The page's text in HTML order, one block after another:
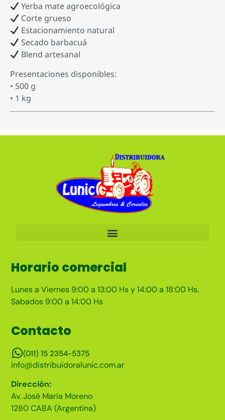
Yerba mate agroecológica
Corte grueso
Estacionamiento natural
Secado barbacuá
Blend artesanal
Presentaciones disponibles:
• 500 g
• 1 kg
Horario comercial
Lunes a Viernes 9:00 a 13:00 Hs y 14:00 a 18:00 Hs.
Sabados 9:00 a 14:00 Hs
Contacto
(011) 15 2354-5375
info@distribuidoralunic.com.ar
Dirección:
Av. José María Moreno
1280 CABA (Argentina)